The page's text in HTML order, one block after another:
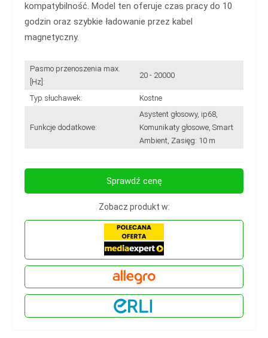
kompatybilność. Model ten oferuje czas pracy do 10
godzin oraz szybkie ładowanie przez kabel
magnetyczny.
Pasmo przenoszenia max.
[Hz]:
20 - 20000
Typ słuchawek: Kostne
Funkcje dodatkowe:
Asystent głosowy, ip68,
Komunikaty głosowe, Smart
Ambient, Zasięg: 10 m
Sprawdź cenę
Zobacz produkt w: